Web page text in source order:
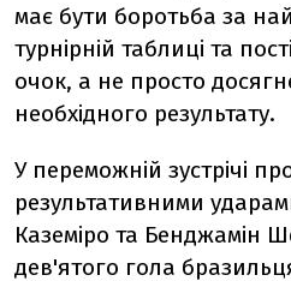
має бути боротьба за
турнірній таблиці та
очок, а не просто
необхідного результату.
У переможній зустрічі
результативними
Каземіро та Бенджамін
дев'ятого гола